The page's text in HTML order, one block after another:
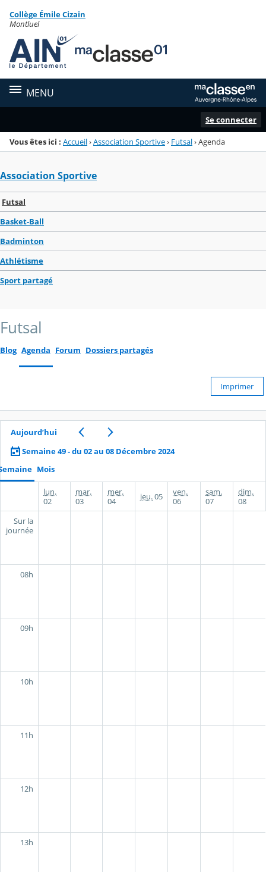
Menu de la rubrique
Contenu
Collège Émile Cizain
Montluel
MENU
Se connecter
Vous êtes ici : Accueil›Association Sportive› Futsal›Agenda
Association Sportive
Futsal
Basket-Ball
Badminton
Athlétisme
Sport partagé
Futsal
Blog Agenda Forum Dossiers partagés
Imprimer
Aujourd’hui
Semaine 49 - du 02 au 08 Décembre 2024
Mois
lun.
02
mar.
03
mer.
04
jeu.05
ven.
06
sam.
07
dim.
08
Sur la
journée
08h
09h
10h
11h
12h
13h